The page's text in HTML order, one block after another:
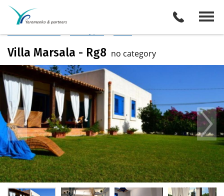
Италия
Описание отеля
Villa Marsala - Rg8 no category